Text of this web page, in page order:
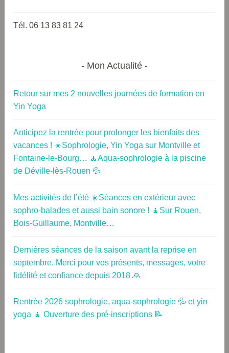
Tél. 06 13 83 81 24
Mon Actualité
Retour sur mes 2 nouvelles journées de formation en
Yin Yoga
Anticipez la rentrée pour prolonger les bienfaits des
vacances ! ☀️Sophrologie, Yin Yoga sur Montville et
Fontaine-le-Bourg… 🧘Aqua-sophrologie à la piscine
de Déville-lès-Rouen 💦
Mes activités de l’été ☀️Séances en extérieur avec
sophro-balades et aussi bain sonore ! 🧘Sur Rouen,
Bois-Guillaume, Montville…
Dernières séances de la saison avant la reprise en
septembre. Merci pour vos présents, messages, votre
fidélité et confiance depuis 2018 🙏
Rentrée 2026 sophrologie, aqua-sophrologie 💦 et yin
yoga 🧘 Ouverture des pré-inscriptions 📝